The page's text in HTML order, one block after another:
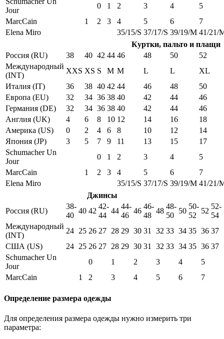
Jour
0 1 2 3 4
5
MarcCain
1 2 3 4 5 6
7
Elena Miro
35/15/S 37/17/S 39/19/M 41/21/
Куртки, пальто и плащи
Россия (RU)
38 40 42 44 46 48 50
52
Международный
(INT)
XXS XS S M M L L
XL
Италия (IT)
36 38 40 42 44 46 48
50
Европа (EU)
32 34 36 38 40 42 44
46
Германия (DE)
32 34 36 38 40 42 44
46
Англия (UK)
4 6 8 10 12 14 16
18
Америка (US)
0 2 4 6 8 10 12
14
Япония (JP)
3 5 7 9 11 13 15
17
Schumacher Un
Jour
0 1 2 3 4
5
MarcCain
1 2 3 4 5 6
7
Elena Miro
35/15/S 37/17/S 39/19/M 41/21/
Джинсы
Россия (RU)
38-
40
40 42
42-
44
44
44-
46
46
46-
48
48
48-
50
50
50-
52
52
52-
54
Международный
(INT)
24 25 26 27 28 29 30 31 32 33 34 35 36 37
США (US)
24 25 26 27 28 29 30 31 32 33 34 35 36 37
Schumacher Un
Jour
0 1 2 3 4
5
MarcCain
1 2 3 4 5 6 7
Определение размера одежды
Для определения размера одежды нужно измерить три
параметра: